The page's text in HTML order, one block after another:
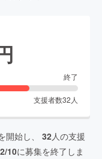
終了
支援者数32 人
開始し、 32人の支援
10に募集を終了しま